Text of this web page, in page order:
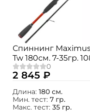
Спиннинг
Tw 180см. 7-35гр.
fast / MTSWX18M
2 845 ₽
Длина: 180 см.
Мин. тест: 7 гр.
Макс. тест: 35 гр.